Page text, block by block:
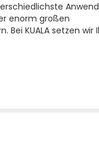
enorm großen
KUALA setzen wir